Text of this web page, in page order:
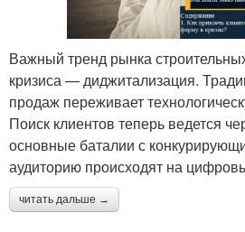
Важный тренд рынка
кризиса — диджитализация.
продаж переживает
Поиск клиентов теперь ведется
основные баталии с
аудиторию происходят на
читать дальше →